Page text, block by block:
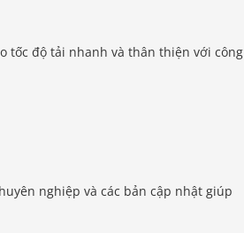
tốc độ tải nhanh và thân thiện với công
nghiệp và các bản cập nhật giúp